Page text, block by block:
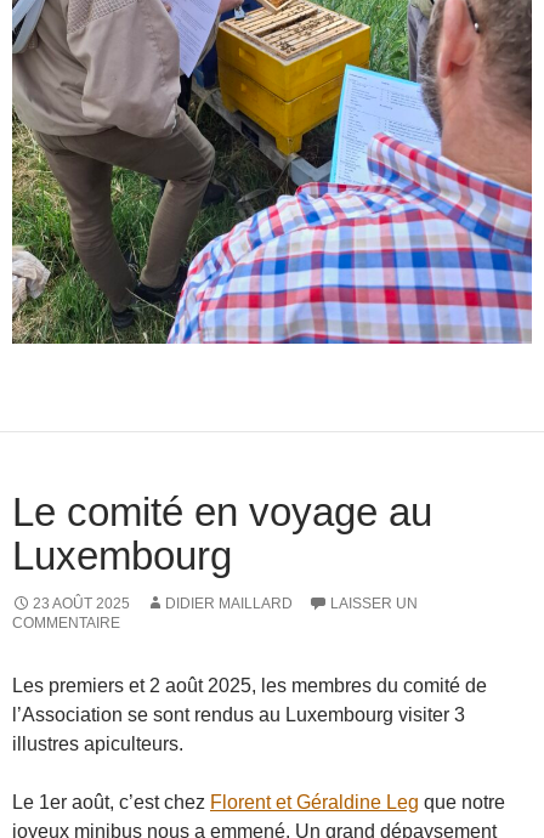
Le comité en voyage au
Luxembourg
23 AOÛT 2025 DIDIER MAILLARD
LAISSER UN
COMMENTAIRE
Les premiers et 2 août 2025, les membres du comité de
l’Association se sont rendus au Luxembourg visiter 3
illustres apiculteurs.
Le 1er août, c’est chez Florent et Géraldine Leg que notre
joyeux minibus nous a emmené. Un grand dépaysement